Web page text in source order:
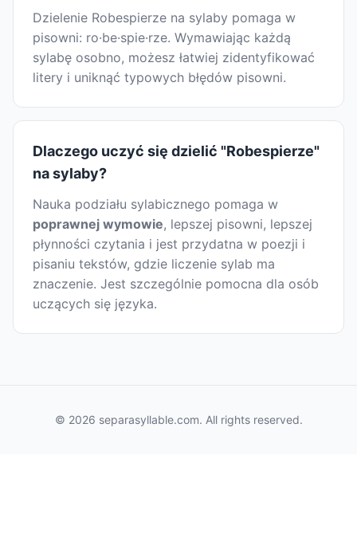
Dzielenie Robespierze na sylaby pomaga w
pisowni: ro·be·spie·rze. Wymawiając każdą
sylabę osobno, możesz łatwiej zidentyfikować
litery i uniknąć typowych błędów pisowni.
Dlaczego uczyć się dzielić "Robespierze"
na sylaby?
Nauka podziału sylabicznego pomaga w
poprawnej wymowie, lepszej pisowni, lepszej
płynności czytania i jest przydatna w poezji i
pisaniu tekstów, gdzie liczenie sylab ma
znaczenie. Jest szczególnie pomocna dla osób
uczących się języka.
© 2026 separasyllable.com. All rights reserved.